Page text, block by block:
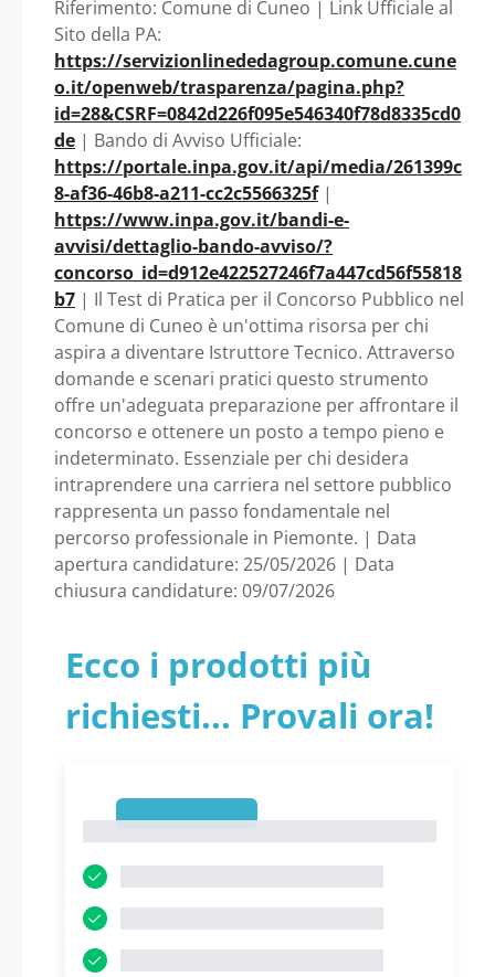
Riferimento: Comune di Cuneo | Link Ufficiale al
Sito della PA:
https://servizionlinededagroup.comune.cune
o.it/openweb/trasparenza/pagina.php?
id=28&CSRF=0842d226f095e546340f78d8335cd0
de | Bando di Avviso Ufficiale:
https://portale.inpa.gov.it/api/media/261399c
8-af36-46b8-a211-cc2c5566325f|
https://www.inpa.gov.it/bandi-e-
avvisi/dettaglio-bando-avviso/?
concorso_id=d912e422527246f7a447cd56f55818
b7 | Il Test di Pratica per il Concorso Pubblico nel
Comune di Cuneo è un'ottima risorsa per chi
aspira a diventare Istruttore Tecnico. Attraverso
domande e scenari pratici questo strumento
offre un'adeguata preparazione per affrontare il
concorso e ottenere un posto a tempo pieno e
indeterminato. Essenziale per chi desidera
intraprendere una carriera nel settore pubblico
rappresenta un passo fondamentale nel
percorso professionale in Piemonte. | Data
apertura candidature: 25/05/2026 | Data
chiusura candidature: 09/07/2026
Ecco i prodotti più
richiesti... Provali ora!